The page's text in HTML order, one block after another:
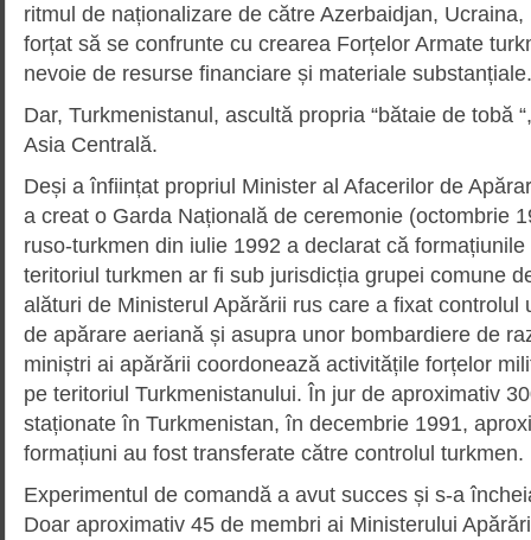
ritmul de naționalizare de către Azerbaidjan,
forțat să se confrunte cu crearea Forțelor Armate
nevoie de resurse financiare și materiale
Dar, Turkmenistanul, ascultă propria “bătaie de tobă
Asia Centrală.
Deși a înființat propriul Minister al Afacerilor de
a creat o Garda Națională de ceremonie (octombrie
ruso-turkmen din iulie 1992 a declarat că
teritoriul turkmen ar fi sub jurisdicția grupei comune
alături de Ministerul Apărării rus care a fixat controlul
de apărare aeriană și asupra unor bombardiere de
miniștri ai apărării coordonează activitățile forțelor
pe teritoriul Turkmenistanului. În jur de aproximativ
staționate în Turkmenistan, în decembrie 1991,
formațiuni au fost transferate către controlul turkmen.
Experimentul de comandă a avut succes și s-a
Doar aproximativ 45 de membri ai Ministerului